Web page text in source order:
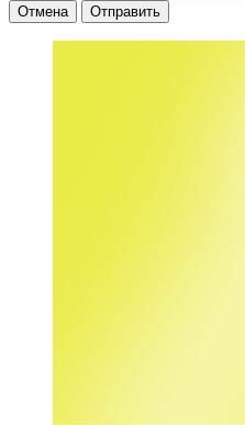
Отмена Отправить